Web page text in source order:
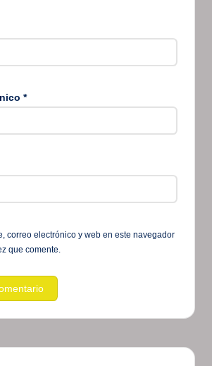
*
correo electrónico y web en este navegador
que comente.